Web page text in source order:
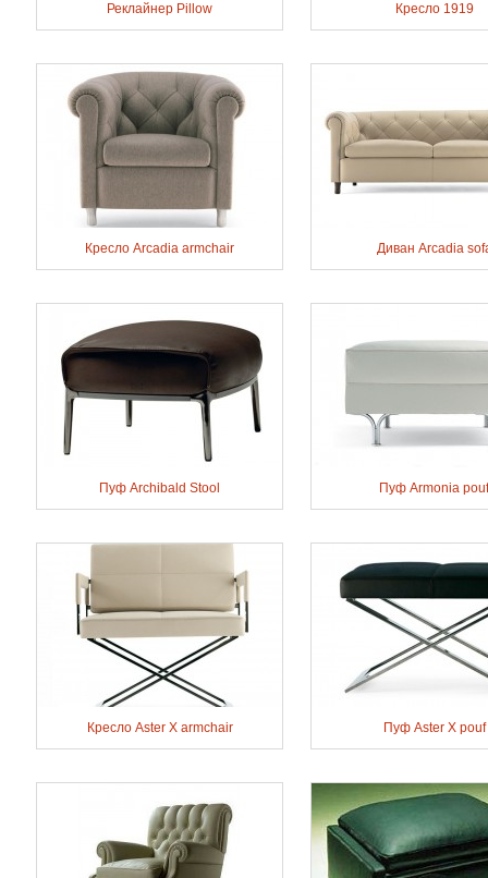
Реклайнер Pillow Кресло 1919
Кресло Arcadia armchair Диван Arcadia
Пуф Archibald Stool Пуф Armonia pouf
Кресло Aster X armchair Пуф Aster X pouf